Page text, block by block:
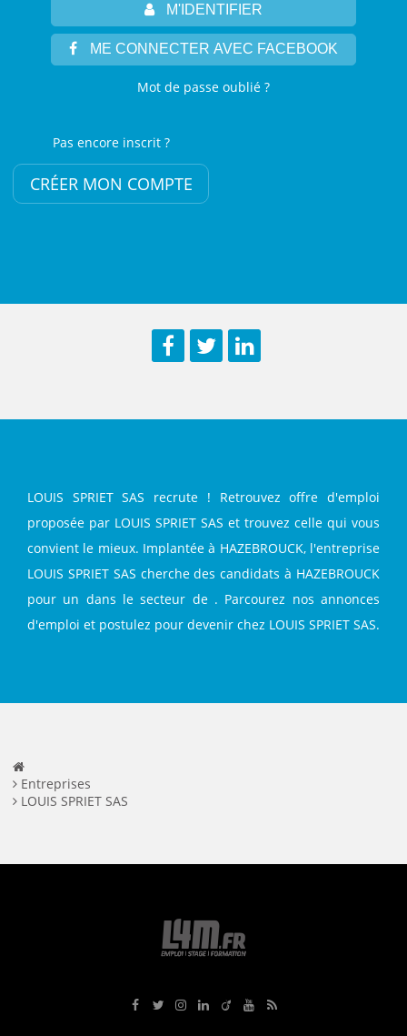
LOUIS SPRIET SAS recrute ! Retrouvez offre d'emploi
proposée par LOUIS SPRIET SAS et trouvez celle qui vous
convient le mieux. Implantée à HAZEBROUCK, l'entreprise
LOUIS SPRIET SAS cherche des candidats à HAZEBROUCK
pour un dans le secteur de . Parcourez nos annonces
d'emploi et postulez pour devenir chez LOUIS SPRIET SAS.
M'IDENTIFIER
ME CONNECTER AVEC FACEBOOK
Mot de passe oublié ?
Pas encore inscrit ?
CRÉER MON COMPTE
Entreprises
LOUIS SPRIET SAS